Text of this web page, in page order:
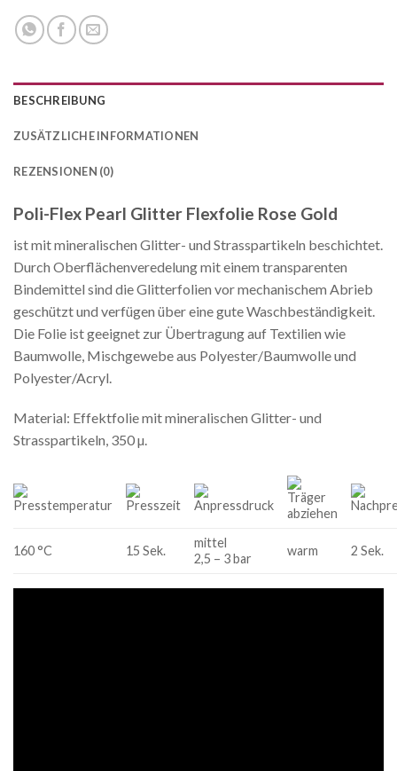
BESCHREIBUNG
ZUSÄTZLICHE INFORMATIONEN
REZENSIONEN (0)
Poli-Flex Pearl Glitter Flexfolie Rose Gold
ist mit mineralischen Glitter- und Strasspartikeln beschichtet.
Durch Oberflächenveredelung mit einem transparenten
Bindemittel sind die Glitterfolien vor mechanischem Abrieb
geschützt und verfügen über eine gute Waschbeständigkeit.
Die Folie ist geeignet zur Übertragung auf Textilien wie
Baumwolle, Mischgewebe aus Polyester/Baumwolle und
Polyester/Acryl.
Material: Effektfolie mit mineralischen Glitter- und
Strasspartikeln, 350 µ.
160 °C 15 Sek.
mittel
2,5 – 3 bar
warm 2 Sek.